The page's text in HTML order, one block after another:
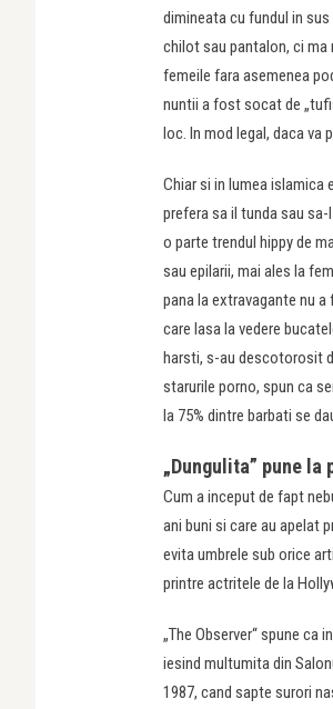
dimineata cu fundul in
chilot sau pantalon, ci ma
femeile fara asemenea
nuntii a fost socat de
loc. In mod legal, daca va
Chiar si in lumea islamica
prefera sa il tunda sau sa-
o parte trendul hippy de
sau epilarii, mai ales la
pana la extravagante nu a
care lasa la vedere
harsti, s-au descotorosit
starurile porno, spun ca
la 75% dintre barbati se
„Dungulita” pune la
Cum a inceput de fapt
ani buni si care au apelat
evita umbrele sub orice
printre actritele de la
„The Observer“ spune ca
iesind multumita din
1987, cand sapte surori